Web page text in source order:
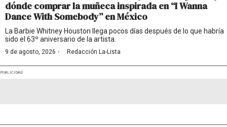
dónde comprar la muñeca inspirada en “I Wanna
Dance With Somebody” en México
La Barbie Whitney Houston llega pocos días después de lo que habría
sido el 63º aniversario de la artista.
9 de agosto, 2026 · Redacción La-Lista
PUBLICIDAD